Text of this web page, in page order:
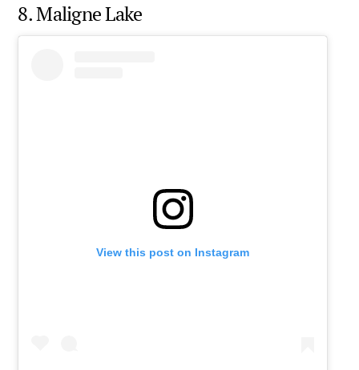
8. Maligne Lake
View this post on Instagram